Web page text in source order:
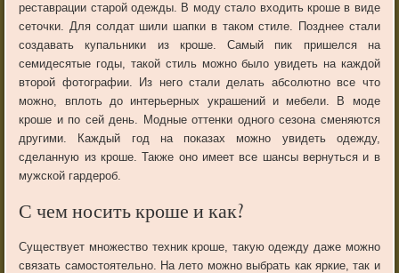
реставрации старой одежды. В моду стало входить кроше в виде
сеточки. Для солдат шили шапки в таком стиле. Позднее стали
создавать купальники из кроше. Самый пик пришелся на
семидесятые годы, такой стиль можно было увидеть на каждой
второй фотографии. Из него стали делать абсолютно все что
можно, вплоть до интерьерных украшений и мебели. В моде
кроше и по сей день. Модные оттенки одного сезона сменяются
другими. Каждый год на показах можно увидеть одежду,
сделанную из кроше. Также оно имеет все шансы вернуться и в
мужской гардероб.
С чем носить кроше и как?
Существует множество техник кроше, такую одежду даже можно
связать самостоятельно. На лето можно выбрать как яркие, так и